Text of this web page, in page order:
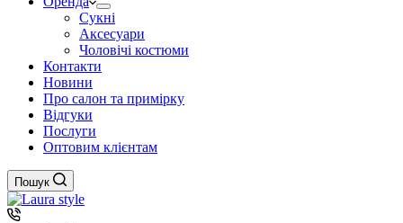
Сукні
Аксесуари
Чоловічі костюми
Контакти
Новини
Про салон та примірку
Відгуки
Послуги
Оптовим клієнтам
Пошук